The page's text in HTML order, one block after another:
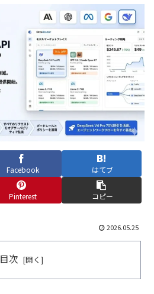
Facebook はてブ
Pinterest コピー
2026.05.25
目次